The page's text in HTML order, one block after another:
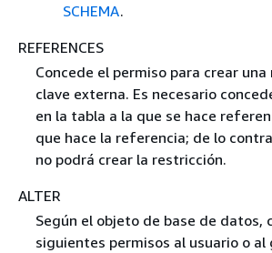
SCHEMA.
REFERENCES
Concede el permiso para crear
clave externa. Es necesario
en la tabla a la que se hace
que hace la referencia; de lo
no podrá crear la restricción.
ALTER
Según el objeto de base de datos,
siguientes permisos al usuario o al